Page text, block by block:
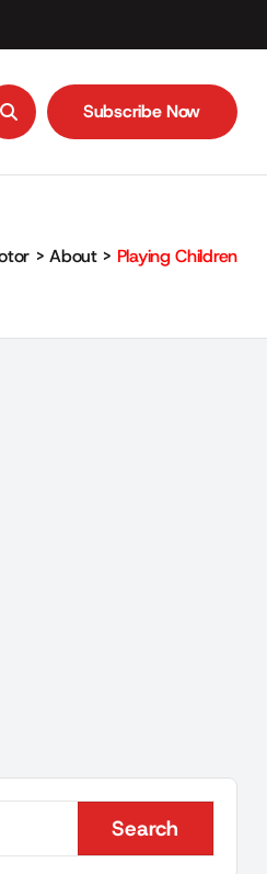
Subscribe Now
>About> Playing Children
Search
Search